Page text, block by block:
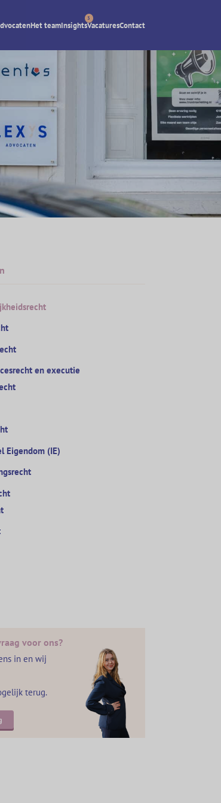
Het teamInsights
3
VacaturesContact
en executie
Eigendom (IE)
voor ons?
in en wij
terug.